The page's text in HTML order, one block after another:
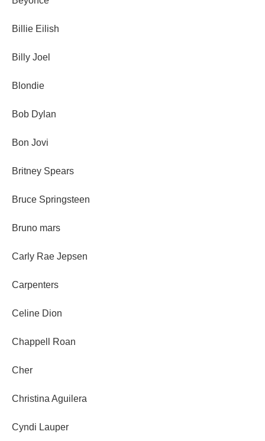
Billie Eilish
Billy Joel
Blondie
Bob Dylan
Bon Jovi
Britney Spears
Bruce Springsteen
Bruno mars
Carly Rae Jepsen
Carpenters
Celine Dion
Chappell Roan
Cher
Christina Aguilera
Cyndi Lauper